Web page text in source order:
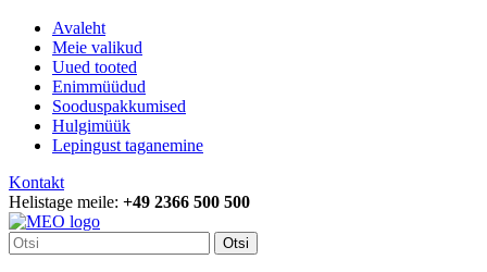
Avaleht
Meie valikud
Uued tooted
Enimmüüdud
Sooduspakkumised
Hulgimüük
Lepingust taganemine
Kontakt
Helistage meile: +49 2366 500 500
Otsi